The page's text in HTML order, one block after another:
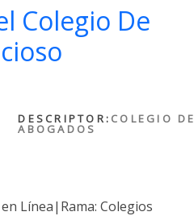
Colegio De
DESCRIPTOR: COLEGIO DE
ABOGADOS
Línea|Rama: Colegios